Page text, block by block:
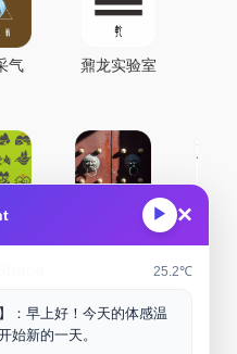
▶ ×
25.2℃
：早上好！今天的体感温
始新的一天。
气 鼐龙实验室
成